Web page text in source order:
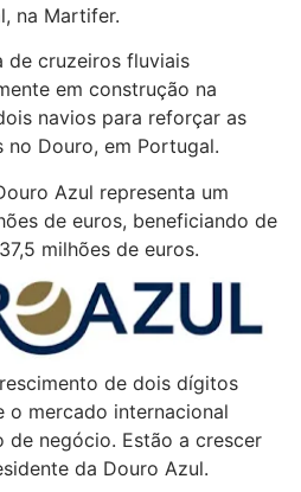
na Martifer.
de cruzeiros fluviais
em construção na
navios para reforçar as
no Douro, em Portugal.
Azul representa um
de euros, beneficiando de
milhões de euros.
de dois dígitos
o mercado internacional
de negócio. Estão a crescer
da Douro Azul.